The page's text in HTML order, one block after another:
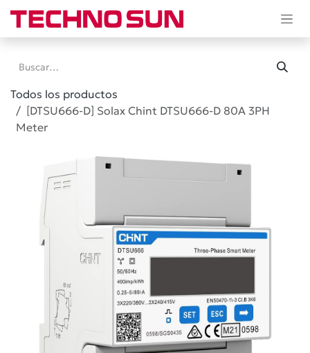
Ir al contenido
Todos los productos
[DTSU666-D] Solax Chint DTSU666-D 80A 3PH
Meter